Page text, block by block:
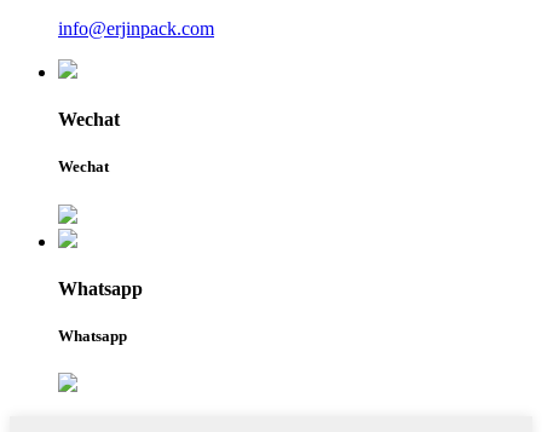
info@erjinpack.com
Wechat
Wechat
Whatsapp
Whatsapp